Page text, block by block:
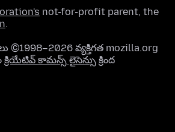
not-for-profit parent, the
.
వ్యక్తిగత mozilla.org
క్రియేటివ్ కామన్స్ లైసెన్సు క్రింద